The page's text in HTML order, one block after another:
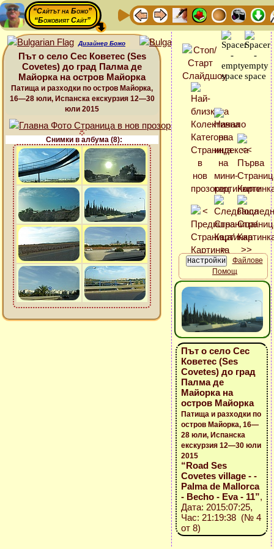
“Сайтът на Божо”
“Божовият Сайт”
Дизайнер Божо
Път о село Сес Коветес (Ses
Covetes) до град Палма де
Майорка на остров Майорка
Патища и разходки по остров Майорка,
16—28 юли, Испанска екскурзия 12—30
юли 2015
Снимки в албума (8):
Файлове
Помощ
Път о село Сес
Коветес (Ses
Covetes) до град
Палма де
Майорка на
остров Майорка
Патища и разходки по
остров Майорка, 16—
28 юли, Испанска
екскурзия 12—30 юли
2015
“Road Ses
Covetes village - -
Palma de Mallorca
- Becho - Eva - 11”,
Дата: 2015:07:25,
Час: 21:19:38 (№ 4
от 8)